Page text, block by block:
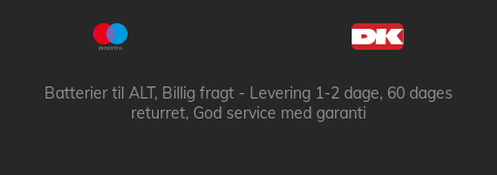
Batterier til ALT, Billig fragt - Levering 1-2 dage, 60 dages
returret, God service med garanti